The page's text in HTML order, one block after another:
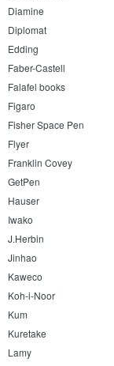
Diamine
Diplomat
Edding
Faber-Castell
Falafel books
Figaro
Fisher Space Pen
Flyer
Franklin Covey
GetPen
Hauser
Iwako
J.Herbin
Jinhao
Kaweco
Koh-i-Noor
Kum
Kuretake
Lamy